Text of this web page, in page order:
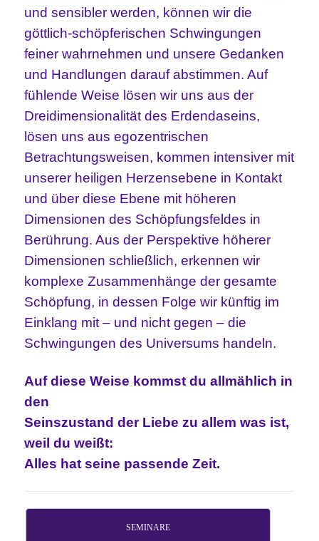
und sensibler werden, können wir die
göttlich-schöpferischen Schwingungen
feiner wahrnehmen und unsere Gedanken
und Handlungen darauf abstimmen.Auf
fühlende Weise lösen wir uns aus der
Dreidimensionalität des Erdendaseins,
lösen uns aus egozentrischen
Betrachtungsweisen, kommen intensiver mit
unserer heiligen Herzensebene in Kontakt
und über diese Ebene mit höheren
Dimensionen des Schöpfungsfeldes in
Berührung. Aus der Perspektive höherer
Dimensionen schließlich, erkennen wir
komplexe Zusammenhänge der gesamte
Schöpfung, in dessen Folge wir künftig im
Einklang mit – und nicht gegen – die
Schwingungen des Universums handeln.
Auf diese Weise kommst du allmählich in
den
Seinszustand der Liebe zu allem was ist,
weil du weißt:
Alles hat seine passende Zeit.
SEMINARE